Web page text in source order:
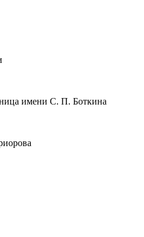
имени С. П. Боткина